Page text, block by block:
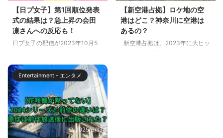
秘の密子さん」のロケ地となった
千葉県船橋市の公園について解説
します。 【マル秘の密子さん】
ロケ地は船橋で人気の公園？ ド
ラマ「マル秘の密子さ ...
この記事では不適切にもほどがあ
る第1話で小川市郎（阿部サダ
ヲ）が思わず反応してしまった、
喫茶スキャンダルのトイレに貼っ
てあったポスターについて解説し
【日プ女子】第1回順位発表
式の結果は？急上昇の会田
凛さんへの反応も！
日プ女子の配信が2023年10月5
（#5）が以下の時間に配信され
ました。 2023/11/2（木）開場
20:00 /開演21:00 この記事で
は、2023/11/3（木）に配信開始
された「PRODUCE 101 JAPAN
THE GIRLS」の #5第1回順位発
表式の結果と急上昇した会田凛さ
んの情報についてもお伝えしま
【新空港占拠】ロケ地の空
港はどこ？神奈川に空港は
あるの？
新空港占拠は、2023年に大ヒッ
Entertainment - エンタメ
2025/6/13